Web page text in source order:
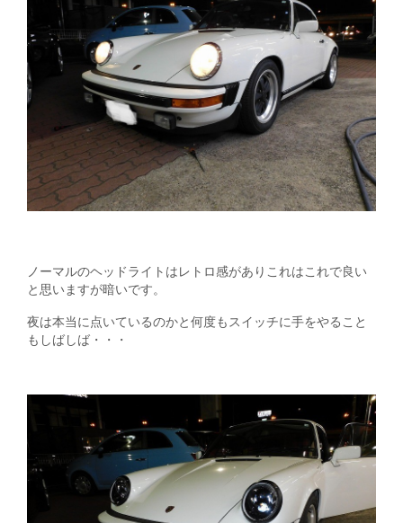
ノーマルのヘッドライトはレトロ感がありこれはこれで良い
と思いますが暗いです。
夜は本当に点いているのかと何度もスイッチに手をやること
もしばしば・・・